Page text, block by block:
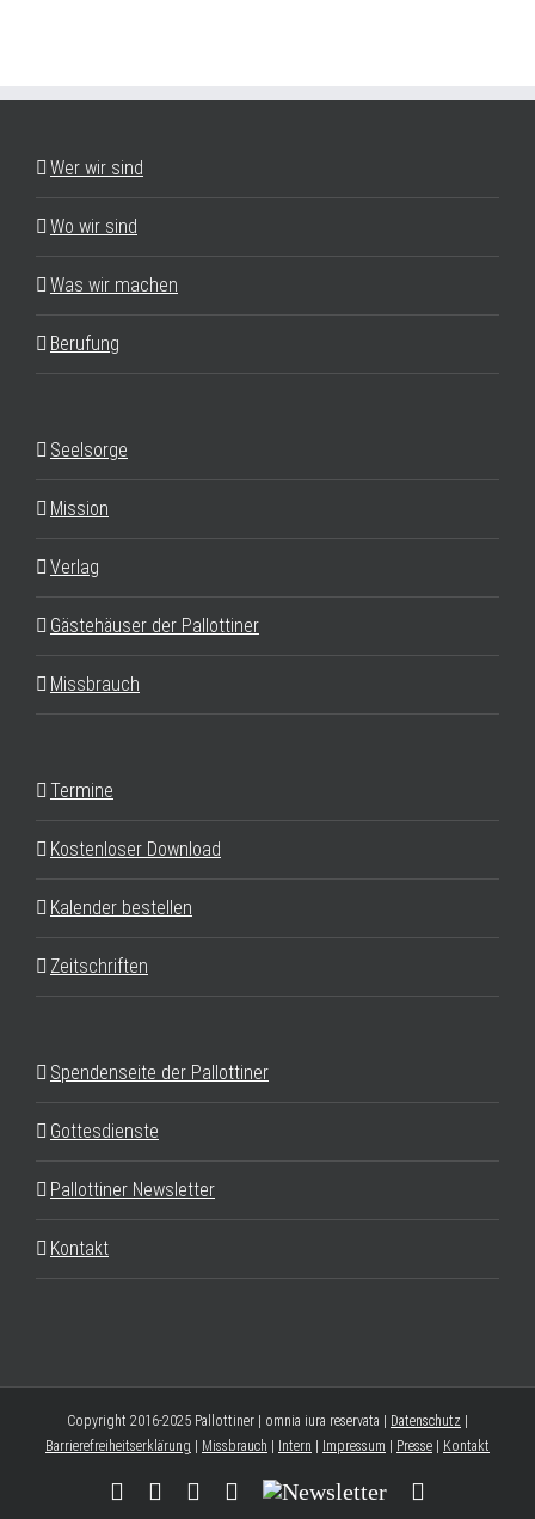
Wer wir sind
Wo wir sind
Was wir machen
Berufung
Seelsorge
Mission
Verlag
Gästehäuser der Pallottiner
Missbrauch
Termine
Kostenloser Download
Kalender bestellen
Zeitschriften
Spendenseite der Pallottiner
Gottesdienste
Pallottiner Newsletter
Kontakt
Copyright 2016-2025 Pallottiner | omnia iura reservata | Datenschutz
Barrierefreiheitserklärung
Missbrauch Intern Impressum Presse Kontakt
FacebookYouTubeInstagram
Threads
Newsletter